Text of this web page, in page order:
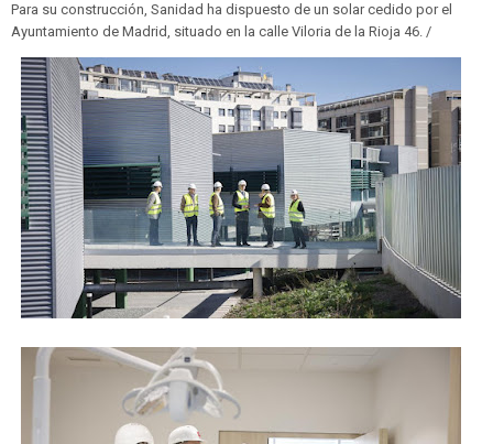
Para su construcción, Sanidad ha dispuesto de un solar cedido por el
Ayuntamiento de Madrid, situado en la calle Viloria de la Rioja 46. /